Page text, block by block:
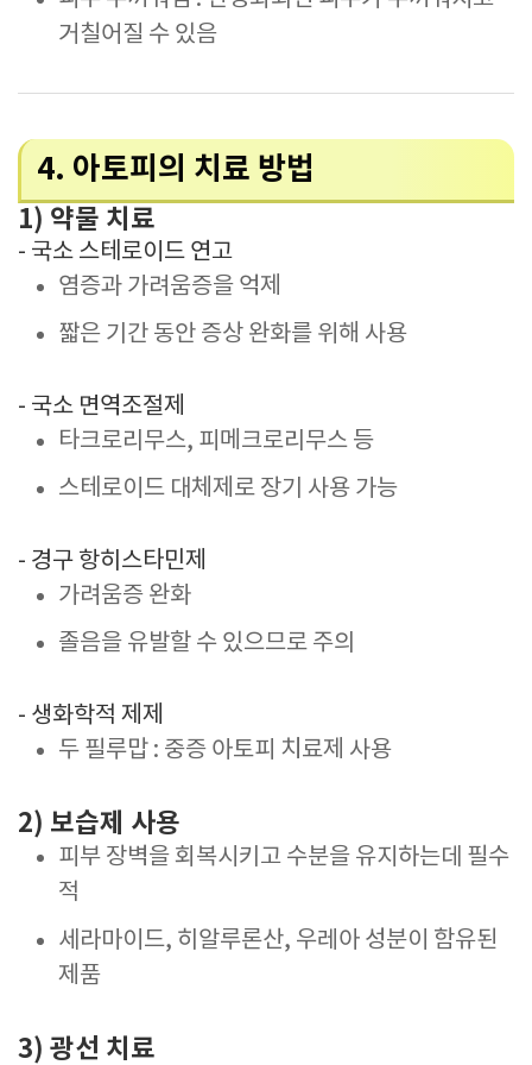
거칠어질 수 있음
4. 아토피의 치료 방법
1) 약물 치료
- 국소 스테로이드 연고
염증과 가려움증을 억제
짧은 기간 동안 증상 완화를 위해 사용
- 국소 면역조절제
타크로리무스, 피메크로리무스 등
스테로이드 대체제로 장기 사용 가능
- 경구 항히스타민제
가려움증 완화
졸음을 유발할 수 있으므로 주의
- 생화학적 제제
두 필루맙 : 중증 아토피 치료제 사용
2) 보습제 사용
피부 장벽을 회복시키고 수분을 유지하는데 필수
적
세라마이드, 히알루론산, 우레아 성분이 함유된
제품
3) 광선 치료